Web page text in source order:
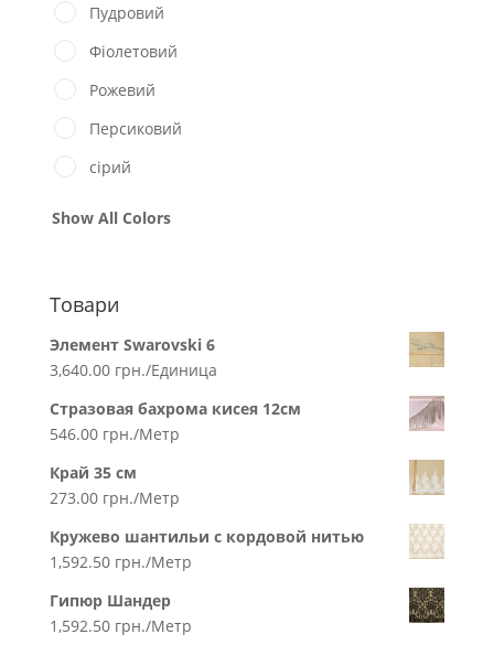
Пудровий
Фіолетовий
Рожевий
Персиковий
сірий
Show All Colors
Товари
Элемент Swarovski 6
3,640.00 грн./Единица
Стразовая бахрома кисея 12см
546.00 грн./Метр
Край 35 см
273.00 грн./Метр
Кружево шантильи с кордовой нитью
1,592.50 грн./Метр
Гипюр Шандер
1,592.50 грн./Метр